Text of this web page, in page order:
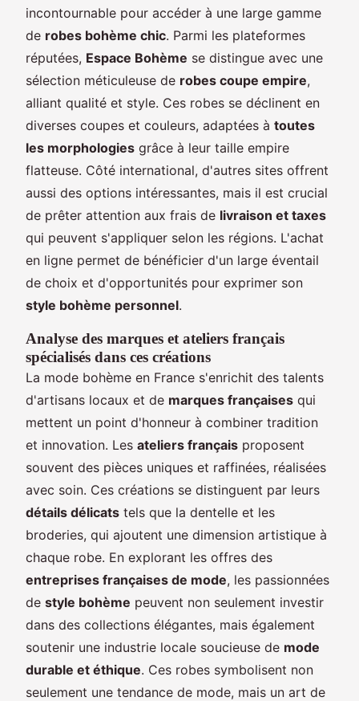
incontournable pour accéder à une large gamme
de robes bohème chic. Parmi les plateformes
réputées, Espace Bohème se distingue avec une
sélection méticuleuse de robes coupe empire,
alliant qualité et style. Ces robes se déclinent en
diverses coupes et couleurs, adaptées à toutes
les morphologies grâce à leur taille empire
flatteuse. Côté international, d'autres sites offrent
aussi des options intéressantes, mais il est crucial
de prêter attention aux frais de livraison et taxes
qui peuvent s'appliquer selon les régions. L'achat
en ligne permet de bénéficier d'un large éventail
de choix et d'opportunités pour exprimer son
style bohème personnel.
Analyse des marques et ateliers français
spécialisés dans ces créations
La mode bohème en France s'enrichit des talents
d'artisans locaux et de marques françaises qui
mettent un point d'honneur à combiner tradition
et innovation. Les ateliers français proposent
souvent des pièces uniques et raffinées, réalisées
avec soin. Ces créations se distinguent par leurs
détails délicats tels que la dentelle et les
broderies, qui ajoutent une dimension artistique à
chaque robe. En explorant les offres des
entreprises françaises de mode, les passionnées
de style bohème peuvent non seulement investir
dans des collections élégantes, mais également
soutenir une industrie locale soucieuse de mode
durable et éthique. Ces robes symbolisent non
seulement une tendance de mode, mais un art de